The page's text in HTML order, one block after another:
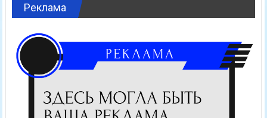
Реклама